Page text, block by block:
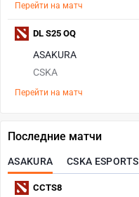
Перейти на матч
ASAKURA
CSKA
Перейти на матч
DL S25 OQ
Последние матчи
ASAKURA CSKA ESPORTS
CCTS8